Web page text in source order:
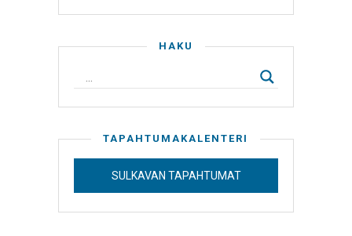
HAKU
TAPAHTUMAKALENTERI
SULKAVAN TAPAHTUMAT